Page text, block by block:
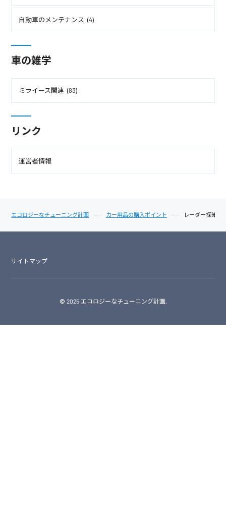
自動車のメンテナンス (4)
車の雑学
ミライース関連 (83)
リンク
運営者情報
エコロジーなチューニング計画 カー用品の購入ポイント レーダー探知機
サイトマップ
© 2025 エコロジーなチューニング計画.